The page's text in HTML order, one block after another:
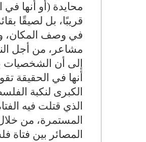
محايدة (أو أنها في
قريبًا، بل لصيقًا
في وصف المكان،
مشاعر، من أجل
إلى أن الشخصيات
أنها في الحقيقة
الكبرى لنكبة
المستمرة، من
المصائر بين فتاة